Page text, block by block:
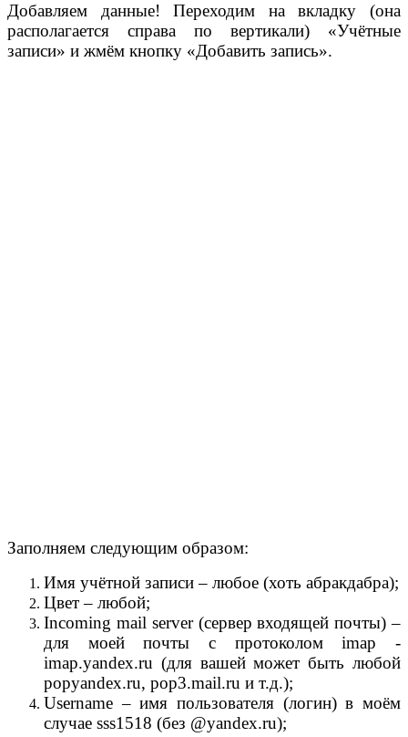
Добавляем данные! Переходим на вкладку (она
располагается справа по вертикали) «Учётные
записи» и жмём кнопку «Добавить запись».
Заполняем следующим образом:
Имя учётной записи – любое (хоть абракдабра);
Цвет – любой;
Incoming mail server (сервер входящей почты) –
для моей почты с протоколом imap -
imap.yandex.ru (для вашей может быть любой
popyandex.ru, pop3.mail.ru и т.д.);
Username – имя пользователя (логин) в моём
случае sss1518 (без @yandex.ru);